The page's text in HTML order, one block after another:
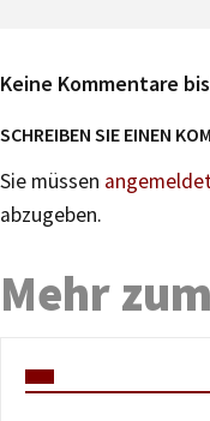
Keine Kommentare
SCHREIBEN SIE EINEN
Sie müssen
abzugeben.
Mehr